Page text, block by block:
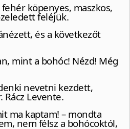
köpenyes, maszkos,
feléjük.
és a következőt
mint a bohóc! Nézd! Még
nevetni kezdett,
Rácz Levente.
ma kaptam! – mondta
nem félsz a bohócoktól,